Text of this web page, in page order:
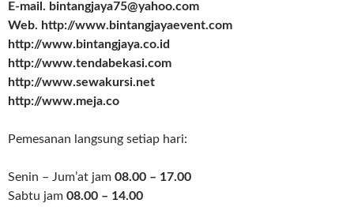
E-mail. bintangjaya75@yahoo.com
Web. http://www.bintangjayaevent.com
http://www.bintangjaya.co.id
http://www.tendabekasi.com
http://www.sewakursi.net
http://www.meja.co
Pemesanan langsung setiap hari:
Senin – Jum’at jam 08.00 – 17.00
Sabtu jam 08.00 – 14.00